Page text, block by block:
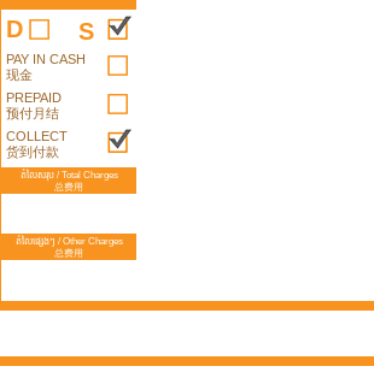
D S
PAY IN CASH
现金
PREPAID
预付月结
COLLECT
货到付款
តំលៃសរុប / Total Charges
总费用
តំលៃផ្សេងៗ / Other Charges
总费用